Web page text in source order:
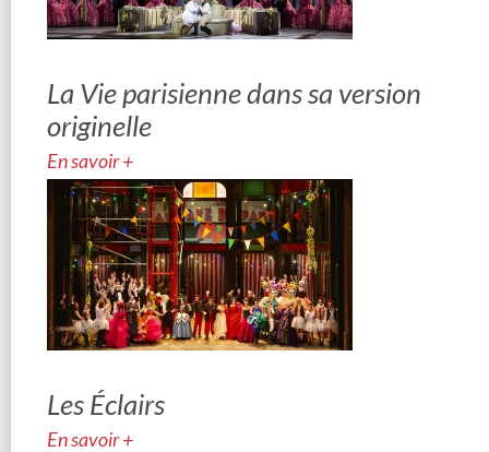
La Vie parisienne dans sa version
originelle
En savoir +
Les Éclairs
En savoir +